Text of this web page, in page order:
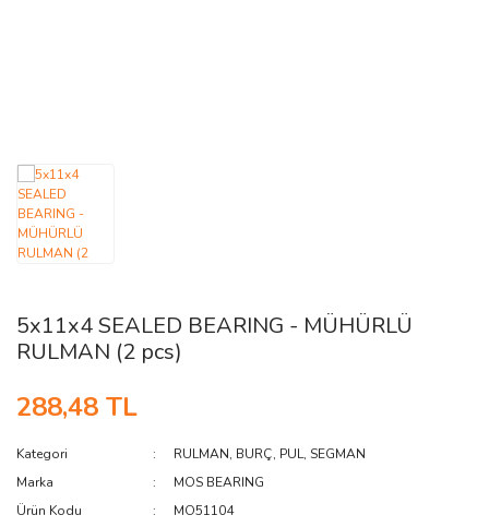
5x11x4 SEALED BEARING - MÜHÜRLÜ
RULMAN (2 pcs)
288,48 TL
Kategori
RULMAN, BURÇ, PUL, SEGMAN
Marka
MOS BEARING
Ürün Kodu
MO51104
TEKNİK KİTAP ve KATALOGLAR